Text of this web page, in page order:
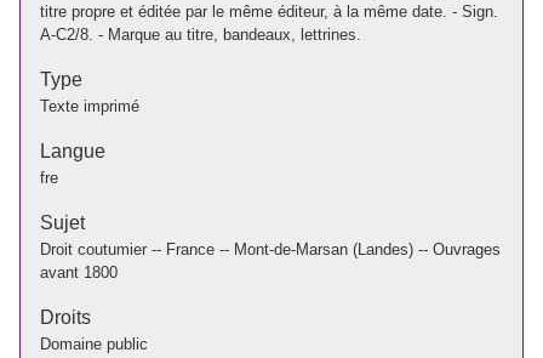
titre propre et éditée par le même éditeur, à la même date. - Sign.
A-C2/8. - Marque au titre, bandeaux, lettrines.
Type
Texte imprimé
Langue
fre
Sujet
Droit coutumier -- France -- Mont-de-Marsan (Landes) -- Ouvrages
avant 1800
Droits
Domaine public